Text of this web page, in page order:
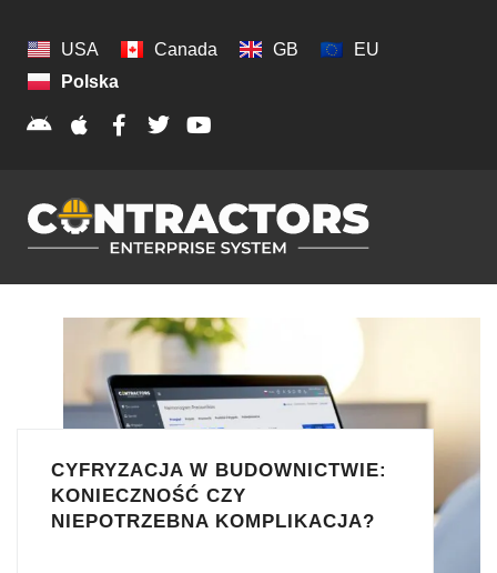
USA Canada GB
EU
Polska
CYFRYZACJA W BUDOWNICTWIE:
KONIECZNOŚĆ CZY
NIEPOTRZEBNA KOMPLIKACJA?